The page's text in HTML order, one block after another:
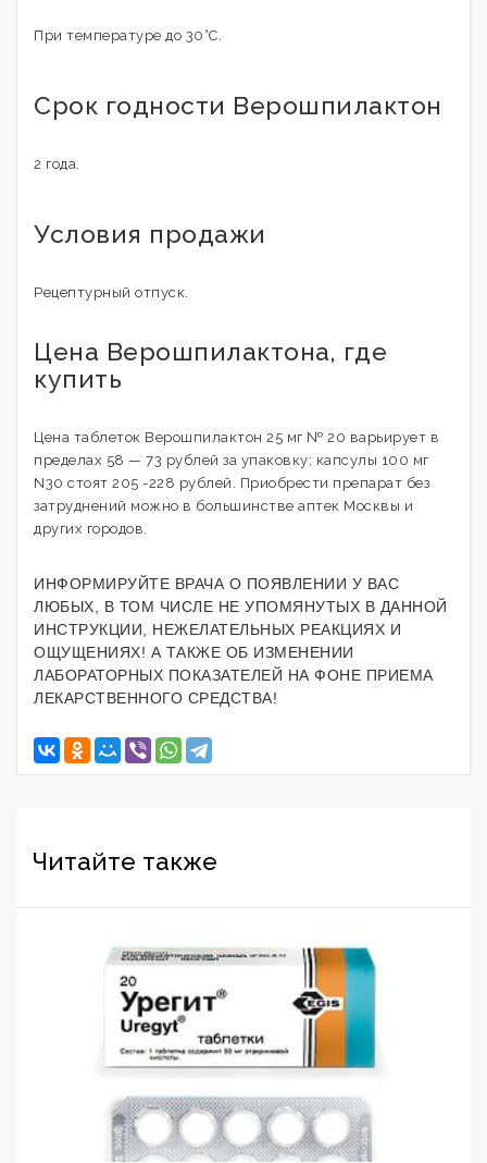
При температуре до 30°C.
Срок годности Верошпилактон
2 года.
Условия продажи
Рецептурный отпуск.
Цена Верошпилактона, где
купить
Цена таблеток Верошпилактон 25 мг № 20 варьирует в
пределах 58 — 73 рублей за упаковку; капсулы 100 мг
N30 стоят 205 -228 рублей. Приобрести препарат без
затруднений можно в большинстве аптек Москвы и
других городов.
ИНФОРМИРУЙТЕ ВРАЧА О ПОЯВЛЕНИИ У ВАС
ЛЮБЫХ, В ТОМ ЧИСЛЕ НЕ УПОМЯНУТЫХ В ДАННОЙ
ИНСТРУКЦИИ, НЕЖЕЛАТЕЛЬНЫХ РЕАКЦИЯХ И
ОЩУЩЕНИЯХ! А ТАКЖЕ ОБ ИЗМЕНЕНИИ
ЛАБОРАТОРНЫХ ПОКАЗАТЕЛЕЙ НА ФОНЕ ПРИЕМА
ЛЕКАРСТВЕННОГО СРЕДСТВА!
Читайте также